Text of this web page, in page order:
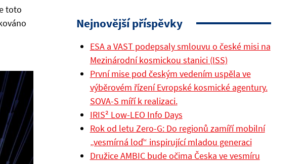
toto
Nejnovější příspěvky
ESA a VAST podepsaly smlouvu o české misi na
Mezinárodní kosmickou stanici (ISS)
První mise pod českým vedením uspěla ve
výběrovém řízení Evropské kosmické agentury.
SOVA-S míří k realizaci.
IRIS² Low-LEO Info Days
Rok od letu Zero-G: Do regionů zamíří mobilní
„vesmírná loď“ inspirující mladou generaci
Družice AMBIC bude očima Česka ve vesmíru